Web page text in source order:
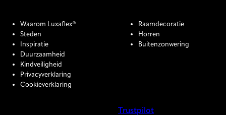
Waarom Luxaflex®
Steden
Inspiratie
Duurzaamheid
Kindveiligheid
Privacyverklaring
Cookieverklaring
Raamdecoratie
Horren
Buitenzonwering
Trustpilot